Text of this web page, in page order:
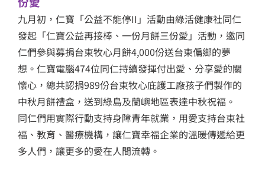
九月初，仁寶「公益不能停II」活動由綠活健康社同仁
發起「仁寶公益再接棒、一份月餅三份愛」活動，邀同
仁們參與募捐台東牧心月餅4,000份送台東偏鄉的夢
想。仁寶電腦474位同仁持續發揮付出愛、分享愛的關
懷心，總共認捐989份台東牧心庇護工廠孩子們製作的
中秋月餅禮盒，送到綠島及蘭嶼地區表達中秋祝褔。
同仁們用實際行動支持身障青年就業，用愛支持台東社
福、教育、醫療機構，讓仁寶幸福企業的溫暖傳遞給更
多人們，讓更多的愛在人間流轉。